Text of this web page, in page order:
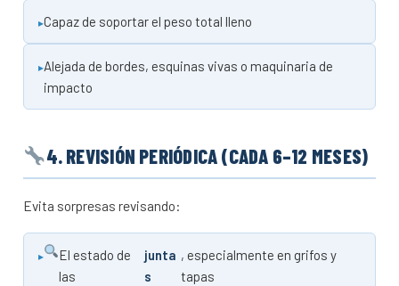
Capaz de soportar el peso total lleno
Alejada de bordes, esquinas vivas o maquinaria de
impacto
4. REVISIÓN PERIÓDICA (CADA 6–12 MESES)
Evita sorpresas revisando:
El estado de
las
junta
s
, especialmente en grifos y
tapas